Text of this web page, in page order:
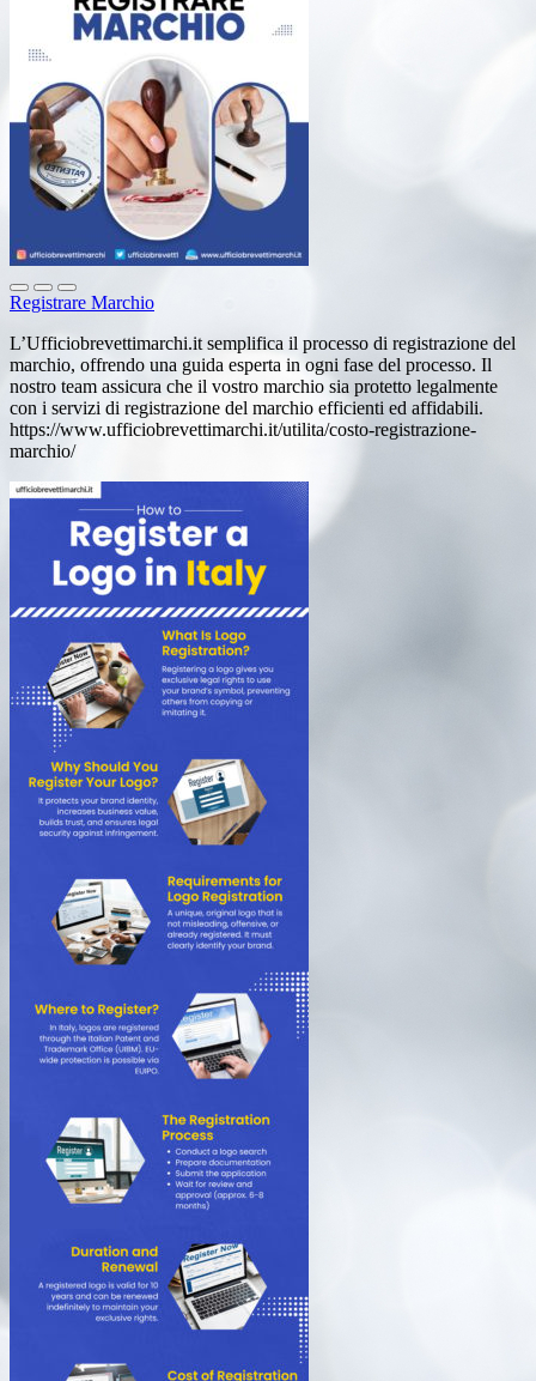
Registrare Marchio
L’Ufficiobrevettimarchi.it semplifica il processo di registrazione del
marchio, offrendo una guida esperta in ogni fase del processo. Il
nostro team assicura che il vostro marchio sia protetto legalmente
con i servizi di registrazione del marchio efficienti ed affidabili.
https://www.ufficiobrevettimarchi.it/utilita/costo-registrazione-
marchio/